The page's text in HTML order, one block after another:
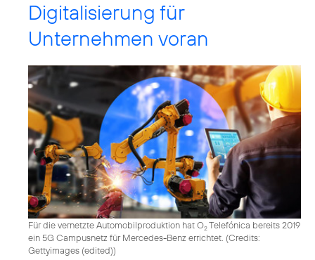
Digitalisierung für
Unternehmen voran
Für die vernetzte Automobilproduktion hat O2Telefónica bereits 2019
ein 5G Campusnetz für Mercedes-Benz errichtet. (Credits:
Gettyimages (edited))